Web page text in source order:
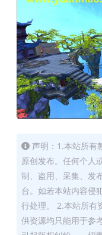
声明：1.本站所有
原创发布。任何个人
制、盗用、采集、发
台。如若本站内容侵
行处理。 2.本站所有
供资源均只能用于参